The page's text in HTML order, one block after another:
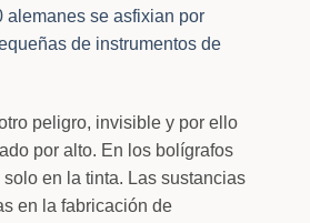
alemanes se asfixian por
de instrumentos de
peligro, invisible y por ello
por alto. En los bolígrafos
en la tinta. Las sustancias
en la fabricación de